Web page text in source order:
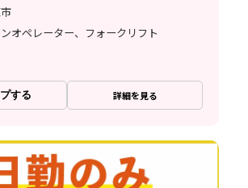
オペレーター、フォークリフト
する 詳細を見る